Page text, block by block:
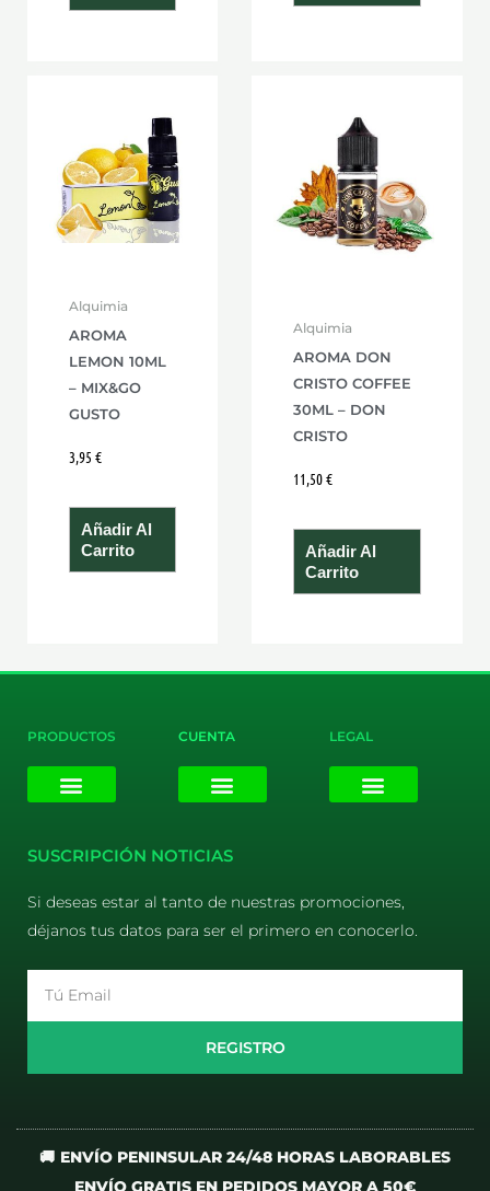
Alquimia
AROMA
LEMON 10ML
– MIX&GO
GUSTO
3,95 €
Añadir Al
Carrito
Alquimia
AROMA DON
CRISTO COFFEE
30ML – DON
CRISTO
11,50€
Añadir Al
Carrito
PRODUCTOS CUENTA LEGAL
SUSCRIPCIÓN NOTICIAS
Si deseas estar al tanto de nuestras promociones,
déjanos tus datos para ser el primero en conocerlo.
REGISTRO
🚚 ENVÍO PENINSULAR 24/48 HORAS LABORABLES
ENVÍO GRATIS EN PEDIDOS MAYOR A 50€